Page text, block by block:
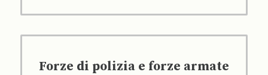
Forze di polizia e forze armate